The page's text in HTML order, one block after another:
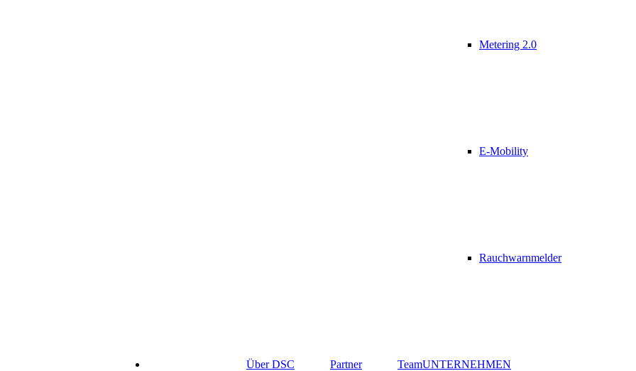
Metering 2.0
E-Mobility
Rauchwarnmelder
UNTERNEHMEN
Über DSC Partner Team